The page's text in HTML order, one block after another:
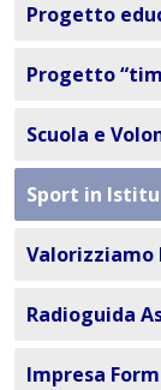
Progetto
Progetto
Scuola e
Sport in
Valorizziamo
Radioguida
Impresa